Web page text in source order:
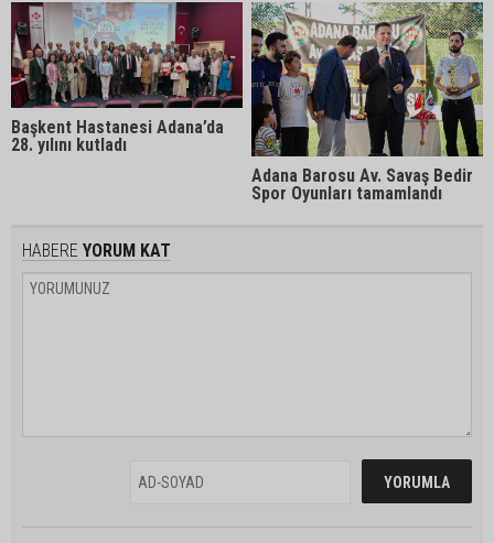
Başkent Hastanesi Adana’da
28. yılını kutladı
Adana Barosu Av. Savaş Bedir
Spor Oyunları tamamlandı
HABERE YORUM KAT